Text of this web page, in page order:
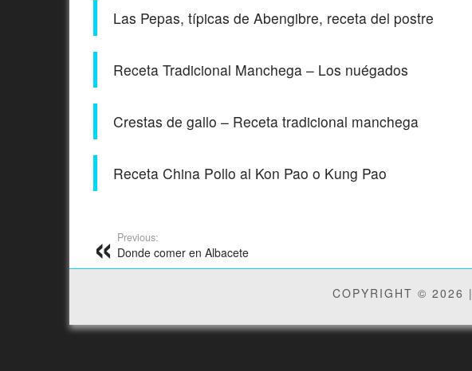
Las Pepas, típicas de Abengibre, receta del postre
Receta Tradicional Manchega – Los nuégados
Crestas de gallo – Receta tradicional manchega
Receta China Pollo al Kon Pao o Kung Pao
Previous:
Donde comer en Albacete
COPYRIGHT © 2026 |